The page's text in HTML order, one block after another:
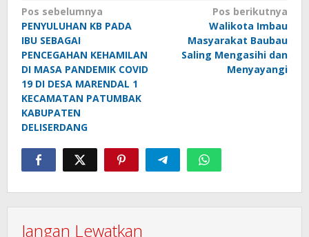
Navigasi
pos
Pos sebelumnya
PENYULUHAN KB PADA
IBU SEBAGAI
PENCEGAHAN KEHAMILAN
DI MASA PANDEMIK COVID
19 DI DESA MARENDAL 1
KECAMATAN PATUMBAK
KABUPATEN
DELISERDANG
Pos berikutnya
Walikota Imbau
Masyarakat Baubau
Saling Mengasihi dan
Menyayangi
Jangan Lewatkan